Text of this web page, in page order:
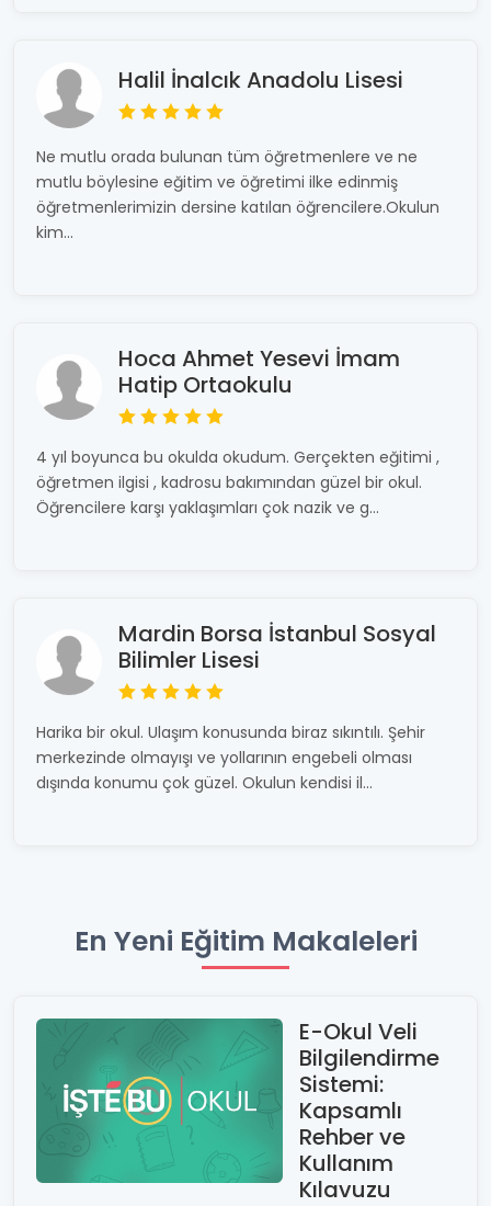
Halil İnalcık Anadolu Lisesi
Ne mutlu orada bulunan tüm öğretmenlere ve ne
mutlu böylesine eğitim ve öğretimi ilke edinmiş
öğretmenlerimizin dersine katılan öğrencilere.Okulun
kim...
Hoca Ahmet Yesevi İmam
Hatip Ortaokulu
4 yıl boyunca bu okulda okudum. Gerçekten eğitimi ,
öğretmen ilgisi , kadrosu bakımından güzel bir okul.
Öğrencilere karşı yaklaşımları çok nazik ve g...
Mardin Borsa İstanbul Sosyal
Bilimler Lisesi
Harika bir okul. Ulaşım konusunda biraz sıkıntılı. Şehir
merkezinde olmayışı ve yollarının engebeli olması
dışında konumu çok güzel. Okulun kendisi il...
En Yeni Eğitim Makaleleri
E-Okul Veli
Bilgilendirme
Sistemi:
Kapsamlı
Rehber ve
Kullanım
Kılavuzu